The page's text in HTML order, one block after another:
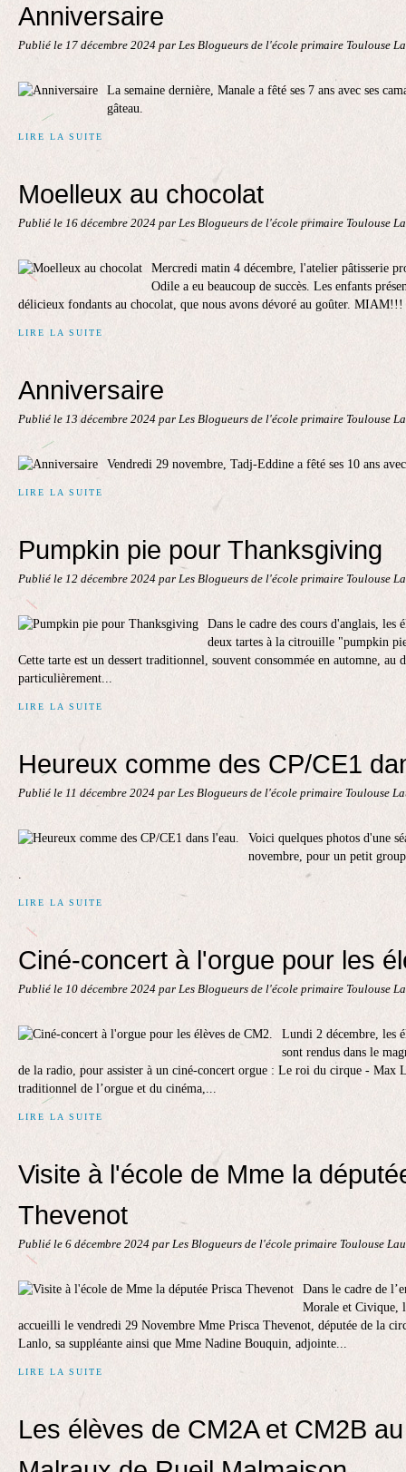
Anniversaire
Publié le 17 décembre 2024 par Les Blogueurs de l'école primaire Toulouse
La semaine dernière, Manale a fêté ses 7 ans avec ses
gâteau.
LIRE LA SUITE
Moelleux au chocolat
Publié le 16 décembre 2024 par Les Blogueurs de l'école primaire Toulouse
Mercredi matin 4 décembre, l'atelier pâtisserie
Odile a eu beaucoup de succès. Les enfants
délicieux fondants au chocolat, que nous avons dévoré au goûter.
LIRE LA SUITE
Anniversaire
Publié le 13 décembre 2024 par Les Blogueurs de l'école primaire Toulouse
Vendredi 29 novembre, Tadj-Eddine a fêté ses 10 ans avec
LIRE LA SUITE
Pumpkin pie pour Thanksgiving
Publié le 12 décembre 2024 par Les Blogueurs de l'école primaire Toulouse
Dans le cadre des cours d'anglais, les
deux tartes à la citrouille "pumpkin
Cette tarte est un dessert traditionnel, souvent consommée en automne, au
particulièrement...
LIRE LA SUITE
Heureux comme des CP/CE1
Publié le 11 décembre 2024 par Les Blogueurs de l'école primaire Toulouse
Voici quelques photos d'une
novembre, pour un petit
.
LIRE LA SUITE
Ciné-concert à l'orgue pour les
Publié le 10 décembre 2024 par Les Blogueurs de l'école primaire Toulouse
Lundi 2 décembre, les
sont rendus dans le
de la radio, pour assister à un ciné-concert orgue : Le roi du cirque - Max
traditionnel de l’orgue et du cinéma,...
LIRE LA SUITE
Visite à l'école de Mme la
Thevenot
Publié le 6 décembre 2024 par Les Blogueurs de l'école primaire Toulouse
Dans le cadre de
Morale et Civique,
accueilli le vendredi 29 Novembre Mme Prisca Thevenot, députée de la
Lanlo, sa suppléante ainsi que Mme Nadine Bouquin, adjointe...
LIRE LA SUITE
Les élèves de CM2A et CM2B